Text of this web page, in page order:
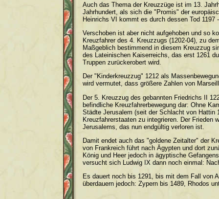
Auch das Thema der Kreuzzüge ist im 13.
Jahrhundert, als sich die "Promis" der
Heinrichs VI kommt es durch dessen Tod
Verschoben ist aber nicht aufgehoben und so
Kreuzfahrer des 4. Kreuzzugs (1202-04), zu
Maßgeblich bestimmend in diesem Kreuzzug
des Lateinischen Kaiserreichs, das erst 1261
Truppen zurückerobert wird.
Der "Kinderkreuzzug" 1212 als
wird vermutet, dass größere Zahlen von
Der 5. Kreuzzug des gebannten Friedrichs II
befindliche Kreuzfahrerbewegung dar: Ohne
Städte Jerusalem (seit der Schlacht von Hattin
Kreuzfahrerstaaten zu integrieren. Der Frieden
Jerusalems, das nun endgültig verloren ist.
Damit endet auch das "goldene Zeitalter" der
von Frankreich führt nach Ägypten und dort
König und Heer jedoch in ägyptische
versucht sich Ludwig IX dann noch einmal:
Es dauert noch bis 1291, bis mit dem Fall von
überdauern jedoch: Zypern bis 1489, Rhodos